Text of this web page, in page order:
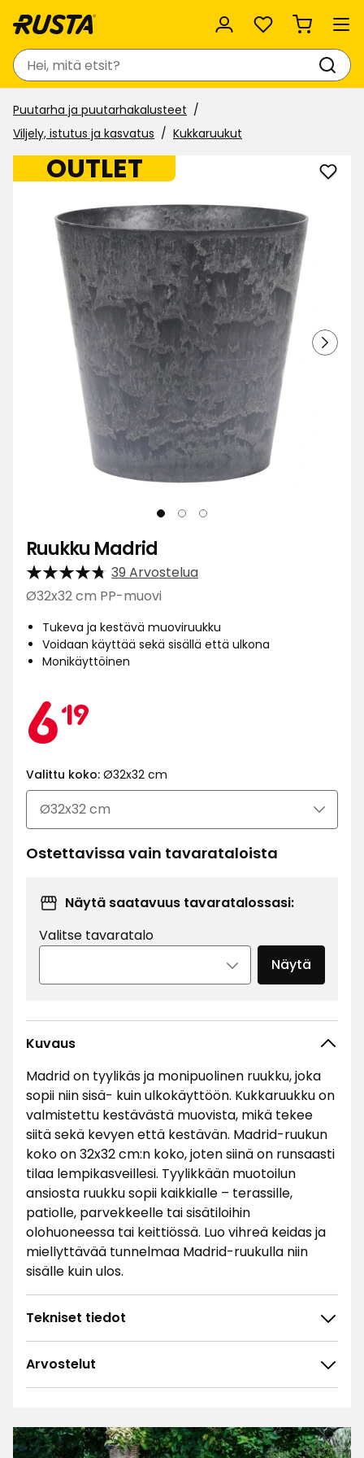
Suosikit
Haku
Puutarha ja puutarhakalusteet
Viljely, istutus ja kasvatus
Kukkaruukut
OUTLET
Lisää
Ruukku Madrid
39 Arvostelua
Ø32x32 cm PP-muovi
Tukeva ja kestävä muoviruukku
Voidaan käyttää sekä sisällä että ulkona
Monikäyttöinen
619
€
Valittu koko: Ø32x32 cm
Ostettavissa vain tavarataloista
Näytä saatavuus tavaratalossasi:
Valitse tavaratalo
Näytä
Kuvaus
Madrid on tyylikäs ja monipuolinen ruukku, joka
sopii niin sisä- kuin ulkokäyttöön. Kukkaruukku on
valmistettu kestävästä muovista, mikä tekee
siitä sekä kevyen että kestävän. Madrid-ruukun
koko on 32x32 cm:n koko, joten siinä on runsaasti
tilaa lempikasveillesi. Tyylikkään muotoilun
ansiosta ruukku sopii kaikkialle – terassille,
patiolle, parvekkeelle tai sisätiloihin
olohuoneessa tai keittiössä. Luo vihreä keidas ja
miellyttävää tunnelmaa Madrid-ruukulla niin
sisälle kuin ulos.
Tekniset tiedot
Arvostelut
4.7
3 ☆
2 ☆